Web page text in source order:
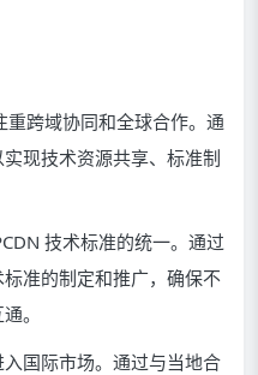
重跨域协同和全球合作。通
现技术资源共享、标准制
技术标准的统一。通过
准的制定和推广，确保不
。
国际市场。通过与当地合